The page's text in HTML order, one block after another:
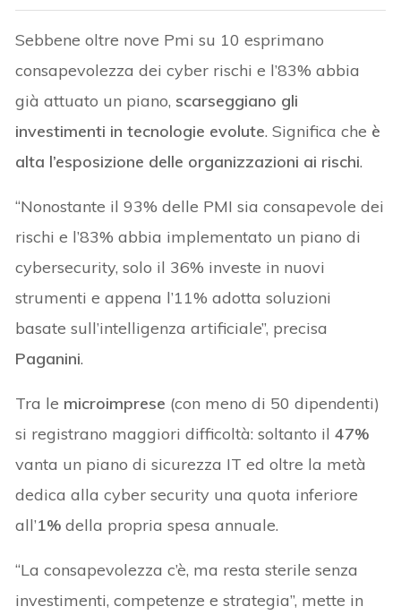
Sebbene oltre nove Pmi su 10 esprimano
consapevolezza dei cyber rischi e l’83% abbia
già attuato un piano, scarseggiano gli
investimenti in tecnologie evolute. Significa che è
alta l’esposizione delle organizzazioni ai rischi.
“Nonostante il 93% delle PMI sia consapevole dei
rischi e l’83% abbia implementato un piano di
cybersecurity, solo il 36% investe in nuovi
strumenti e appena l’11% adotta soluzioni
basate sull’intelligenza artificiale”, precisa
Paganini.
Tra le microimprese (con meno di 50 dipendenti)
si registrano maggiori difficoltà: soltanto il47%
vanta un piano di sicurezza IT ed oltre la metà
dedica alla cyber security una quota inferiore
all’1% della propria spesa annuale.
“La consapevolezza c’è, ma resta sterile senza
investimenti, competenze e strategia”, mette in